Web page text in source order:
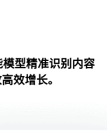
型精准识别内容
效增长。